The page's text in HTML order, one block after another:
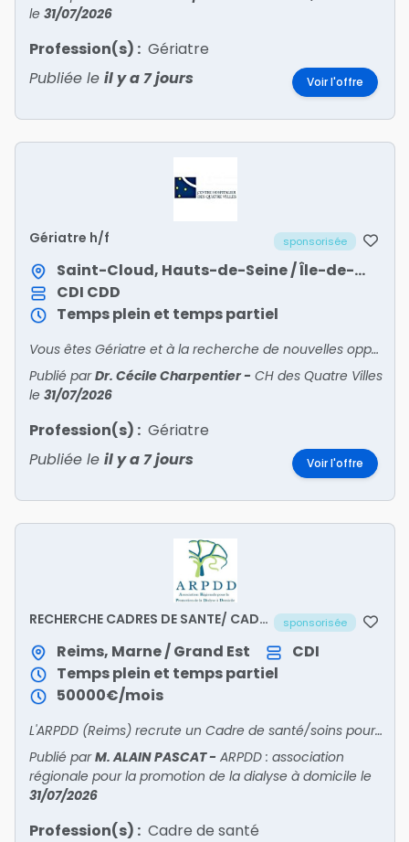
le 31/07/2026
Profession(s) : Gériatre
Publiée le il y a 7 jours Voir l'offre
Gériatre h/f sponsorisée
Saint-Cloud, Hauts-de-Seine / Île-de-France
CDI CDD
Temps plein et temps partiel
Vous êtes Gériatre et à la recherche de nouvelles opportunités ? Rejoignez-nous !
Publié parDr. Cécile Charpentier- CH des Quatre Villes
le 31/07/2026
Profession(s) : Gériatre
Publiée le il y a 7 jours Voir l'offre
RECHERCHE CADRES DE SANTE/ CADRE
sponsorisée
Reims, Marne / Grand Est
CDI
Temps plein et temps partiel
50000€/mois
L'ARPDD (Reims) recrute un Cadre de santé/soins pour piloter la dialyse : management de 40 pros, qualité des soins, projets. 50k€/an, autonomie, structure associative.
Publié parM. ALAIN PASCAT- ARPDD : association
régionale pour la promotion de la dialyse à domicile le
31/07/2026
Profession(s) : Cadre de santé